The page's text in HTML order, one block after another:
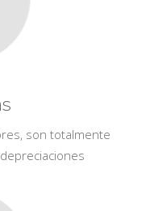
son totalmente